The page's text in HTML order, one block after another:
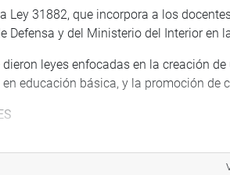
Ley 31882, que incorpora a los
Defensa y del Ministerio del Interior en
leyes enfocadas en la creación
educación básica, y la promoción
siendo unos 25 mil con la